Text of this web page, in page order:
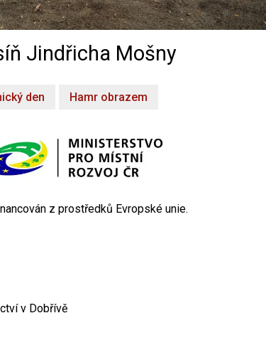
Jindřicha Mošny
den Hamr obrazem
z prostředků Evropské unie.
v Dobřívě